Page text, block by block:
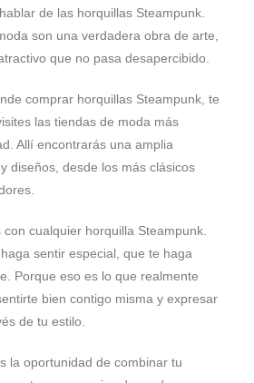
de las horquillas Steampunk.
son una verdadera obra de arte,
que no pasa desapercibido.
comprar horquillas Steampunk, te
las tiendas de moda más
Allí encontrarás una amplia
diseños, desde los más clásicos
cualquier horquilla Steampunk.
sentir especial, que te haga
Porque eso es lo que realmente
bien contigo misma y expresar
de tu estilo.
la oportunidad de combinar tu